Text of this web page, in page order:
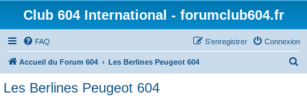
Club 604 International - forumclub604.fr
FAQ Connexion
S’enregistrer
Accueil du Forum 604 Les Berlines Peugeot 604
Les Berlines Peugeot 604